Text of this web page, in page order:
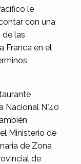
le
con una
las
Franca en el
Nacional N°40
Ministerio de
de Zona
de